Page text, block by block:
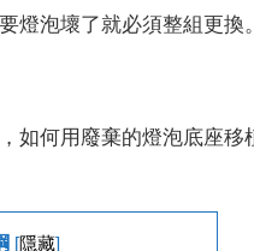
燈泡壞了就必須整組更換。
如何用廢棄的燈泡底座
隱藏]